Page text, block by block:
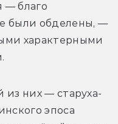
— благо
были обделены, —
характерными
из них — старуха-
эпоса